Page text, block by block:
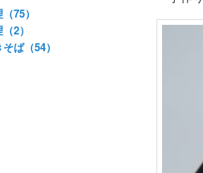
75）
2）
ば（54）